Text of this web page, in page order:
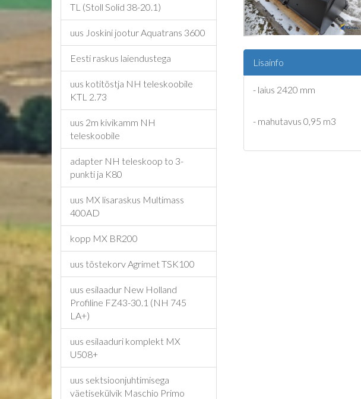
TL (Stoll Solid 38-20.1)
uus Joskini jootur Aquatrans 3600
Eesti raskus laiendustega
uus kotitõstja NH teleskoobile
KTL 2.73
uus 2m kivikamm NH
teleskoobile
adapter NH teleskoop to 3-
punkti ja K80
uus MX lisaraskus Multimass
400AD
kopp MX BR200
uus tõstekorv Agrimet TSK100
uus esilaadur New Holland
Profiline FZ43-30.1 (NH 745
LA+)
uus esilaaduri komplekt MX
U508+
uus sektsioonjuhtimisega
väetisekülvik Maschio Primo
Lisainfo
- laius 2420 mm
- mahutavus 0,95 m3